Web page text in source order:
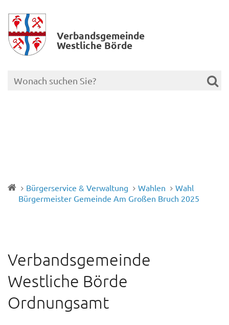
Verbands­gemeinde
Westliche Börde
Bürgerservice & Verwaltung Wahlen
Wahl
Bürgermeister Gemeinde Am Großen Bruch 2025
Verbandsgemeinde
Westliche Börde
Ordnungsamt